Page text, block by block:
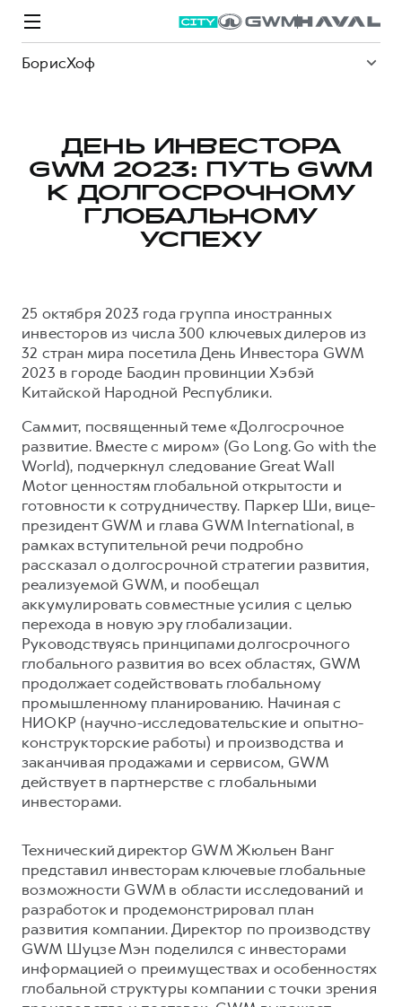
БорисХоф
Модели
M6
от 2 049 000 ₽
JOLION
от 2 049 000 ₽
DARGO
от 3 199 000 ₽ от 3 499 000 ₽
от 2 899 000 ₽
F7X
от 3 599 000 ₽
POER
от 3 449 000 ₽
Покупателям
Конфигуратор HAVAL
Аксессуары HAVAL
Каталоги и прайс-листы
Программа «HAVAL Защита+»
Тест-драйв
Трейд-ин
КРЕДИТ И СТРАХОВАНИЕ
Кредитный калькулятор
Страхование
Кредит
КОРПОРАТИВНЫМ КЛИЕНТАМ
Для малого бизнеса
Корпоративным клиентам
Крупным корпоративным клиентам
Система управления автопарком
Сервис для корпоративных клиентов
АКСЕССУАРЫ HAVAL
Автомобильные аксессуары
Коллекция CITY
Коллекция Базовая
Владельцам
Запись на сервис
Моторное масло
Стоимость ТО
СЕРВИСНОЕ ОБСЛУЖИВАНИЕ
Нулевое ТО
Программа «Помощь на дороге»
Регламенты технического обслуживания
Электронный ПТС
ПОДДЕРЖКА
GWM Безопасность
Гарантия HAVAL
Мобильное приложение GWM
Программа «HAVAL Защита+»
Руководства по эксплуатации
Подписки
Автомобильные аксессуары
Коллекция CITY
Коллекция Базовая
Коллекция Детская
Спецпредложения
Владельцам
О дилере
Новости
О GWM
ИНФОРМАЦИЯ О ДИЛЕРЕ
О дилере
Наша команда
Контакты
ДЕНЬ ИНВЕСТОРА
GWM 2023: ПУТЬ GWM
К ДОЛГОСРОЧНОМУ
ГЛОБАЛЬНОМУ
УСПЕХУ
25 октября 2023 года группа иностранных
инвесторов из числа 300 ключевых дилеров из
32 стран мира посетила День Инвестора GWM
2023 в городе Баодин провинции Хэбэй
Китайской Народной Республики.
Саммит, посвященный теме «Долгосрочное
развитие. Вместе с миром» (Go Long. Go with the
World), подчеркнул следование Great Wall
Motor ценностям глобальной открытости и
готовности к сотрудничеству. Паркер Ши, вице-
президент GWM и глава GWM International, в
рамках вступительной речи подробно
рассказал о долгосрочной стратегии развития,
реализуемой GWM, и пообещал
аккумулировать совместные усилия с целью
перехода в новую эру глобализации.
Руководствуясь принципами долгосрочного
глобального развития во всех областях, GWM
продолжает содействовать глобальному
промышленному планированию. Начиная с
НИОКР (научно-исследовательские и опытно-
конструкторские работы) и производства и
заканчивая продажами и сервисом, GWM
действует в партнерстве с глобальными
инвесторами.
Технический директор GWM Жюльен Ванг
представил инвесторам ключевые глобальные
возможности GWM в области исследований и
разработок и продемонстрировал план
развития компании. Директор по производству
GWM Шуцзе Мэн поделился с инвесторами
информацией о преимуществах и особенностях
глобальной структуры компании с точки зрения